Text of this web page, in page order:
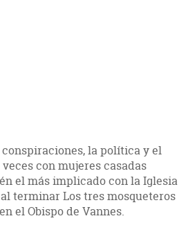
la política y el
con mujeres casadas
el más implicado con la Iglesia
terminar Los tres mosqueteros
el Obispo de Vannes.